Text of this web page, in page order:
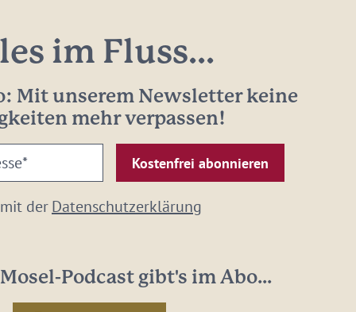
im Fluss...
Mit unserem Newsletter keine
mehr verpassen!
derDatenschutzerklärung
Podcast gibt's im Abo...